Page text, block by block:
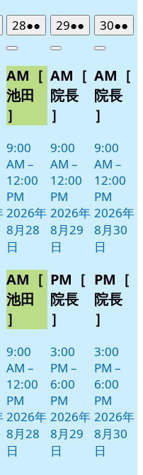
ベ
ト)
282026
年
月
28
日
●●
件
イ
ベ
ト)
Close
AM［
池田
］
9:00
AM –
12:00
PM
2026年
8月28
日
AM［
池田
］
9:00
AM –
12:00
PM
2026年
8月28
日
292026
年
月
29
日
●●
件
イ
ベ
ト)
Close
AM［
院長
］
9:00
AM –
12:00
PM
2026年
8月29
日
PM［
院長
］
3:00
PM –
6:00
PM
2026年
8月29
日
302026
年
月
30
日
●●
件
イ
Close
AM［
院長
］
9:00
AM –
12:00
PM
2026年
8月30
日
PM［
院長
］
3:00
PM –
6:00
PM
2026年
8月30
日